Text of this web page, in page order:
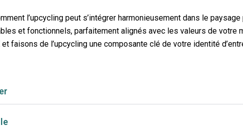
l’upcycling peut s’intégrer harmonieusement dans le
et fonctionnels, parfaitement alignés avec les valeurs de votre
faisons de l’upcycling une composante clé de votre identité